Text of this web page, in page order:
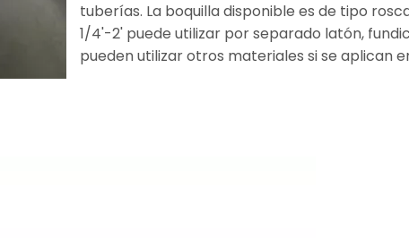
tuberías. La boquilla disponible es de tipo
1/4'-2' puede utilizar por separado latón,
pueden utilizar otros materiales si se aplican